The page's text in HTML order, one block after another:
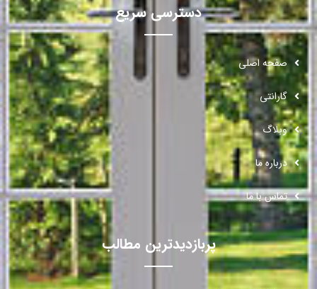
دسترسی سریع
صفحه اصلی
گارانتی
وبلاگ
درباره ما
تماس با ما
پربازدیدترین مطالب